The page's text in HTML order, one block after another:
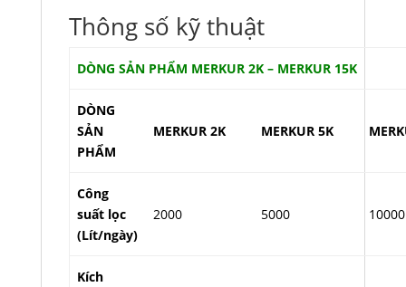
Thông số kỹ thuật
DÒNG SẢN PHẨM MERKUR 2K – MERKUR 15K
DÒNG
SẢN
PHẨM
MERKUR 2K MERKUR 5K
Công
suất lọc
(Lít/ngày)
2000 5000 10000
Kích